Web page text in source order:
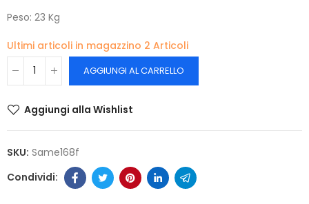
Peso: 23 Kg
Ultimi articoli in magazzino 2 Articoli
AGGIUNGI AL CARRELLO
Aggiungi alla Wishlist
SKU: Same168f